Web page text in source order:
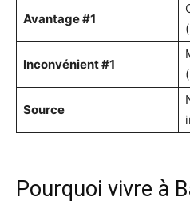
Avantage #1
Inconvénient #1
Source
Pourquoi vivre à